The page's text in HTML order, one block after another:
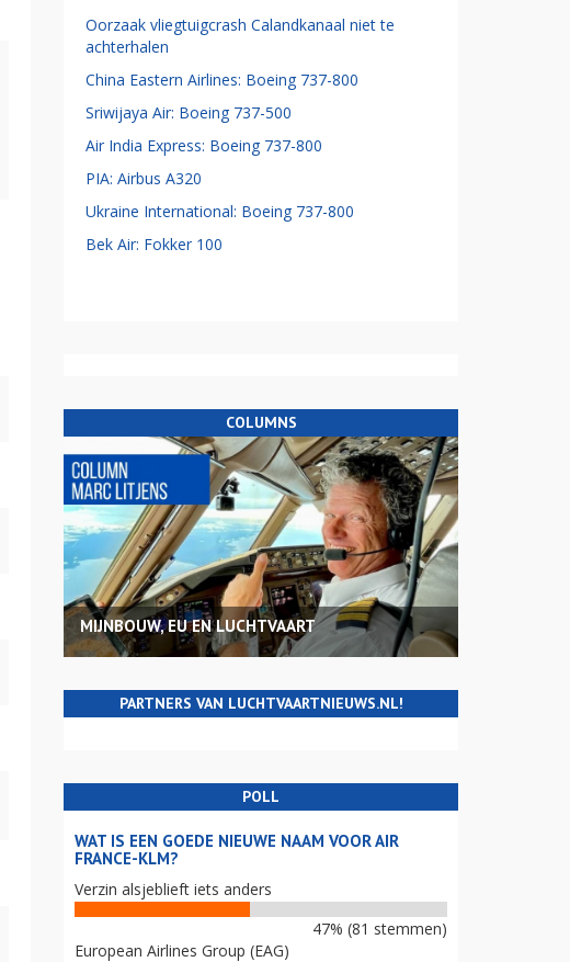
Oorzaak vliegtuigcrash Calandkanaal niet te
achterhalen
China Eastern Airlines: Boeing 737-800
Sriwijaya Air: Boeing 737-500
Air India Express: Boeing 737-800
PIA: Airbus A320
Ukraine International: Boeing 737-800
Bek Air: Fokker 100
COLUMNS
MIJNBOUW, EU EN LUCHTVAART
PARTNERS VAN LUCHTVAARTNIEUWS.NL!
POLL
WAT IS EEN GOEDE NIEUWE NAAM VOOR AIR
FRANCE-KLM?
Verzin alsjeblieft iets anders
47% (81 stemmen)
European Airlines Group (EAG)